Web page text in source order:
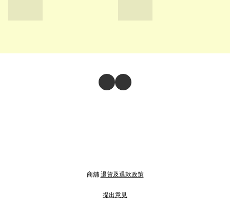
商舖 退貨及退款政策
提出意見